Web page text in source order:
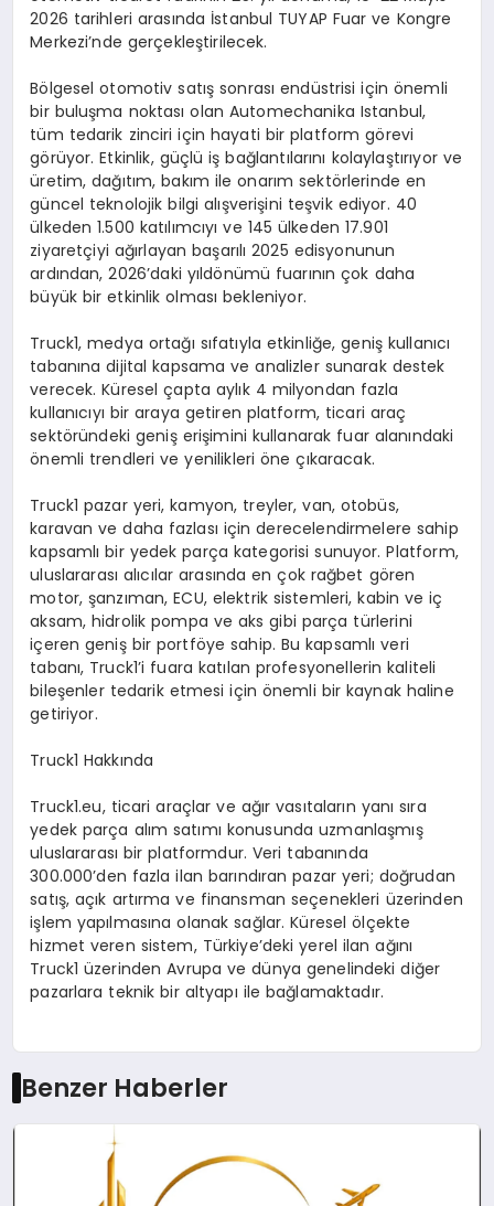
2026 tarihleri arasında İstanbul TUYAP Fuar ve Kongre
Merkezi’nde gerçekleştirilecek.
Bölgesel otomotiv satışsonrasıendüstrisi için önemli
bir buluşma noktasıolan Automechanika Istanbul,
tüm tedarik zinciri için hayati bir platform görevi
görüyor. Etkinlik, güçlüişbağlantılarını kolaylaştırıyor ve
üretim, dağıtım, bakım ile onarım sektörlerinde en
güncel teknolojik bilgi alışverişini teşvik ediyor. 40
ülkeden 1.500 katılımcıyıve 145 ülkeden 17.901
ziyaretçiyi ağırlayan başarılı2025 edisyonunun
ardından, 2026’daki yıldönümü fuarınınçok daha
büyük bir etkinlik olmasıbekleniyor.
Truck1, medya ortağı sıfatıyla etkinliğe, geniş kullanıcı
tabanına dijital kapsama ve analizler sunarak destek
verecek. Küreselçapta aylık 4 milyondan fazla
kullanıcıyı bir araya getiren platform, ticari araç
sektöründeki geniş erişimini kullanarak fuar alanındaki
önemli trendleri ve yenilikleriöneçıkaracak.
Truck1 pazar yeri, kamyon, treyler, van, otobüs,
karavan ve daha fazlası için derecelendirmelere sahip
kapsamlıbir yedek parça kategorisi sunuyor. Platform,
uluslararası alıcılar arasında ençok rağbet gören
motor,şanzıman, ECU, elektrik sistemleri, kabin ve iç
aksam, hidrolik pompa ve aks gibi parça türlerini
içeren geniş bir portföye sahip. Bu kapsamlıveri
tabanı, Truck1’i fuara katılan profesyonellerin kaliteli
bileşenler tedarik etmesi için önemli bir kaynak haline
getiriyor.
Truck1 Hakkında
Truck1.eu, ticari araçlar ve ağır vasıtaların yanısıra
yedek parça alım satımı konusunda uzmanlaşmış
uluslararası bir platformdur. Veri tabanında
300.000’den fazla ilan barındıran pazar yeri; doğrudan
satış, açık artırma ve finansman seçenekleri üzerinden
işlem yapılmasına olanak sağlar. Küreselölçekte
hizmet veren sistem, Türkiye’deki yerel ilan ağını
Truck1 üzerinden Avrupa ve dünya genelindeki diğer
pazarlara teknik bir altyapı ile bağlamaktadır.
Benzer Haberler